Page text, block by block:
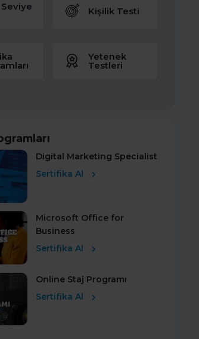
Kişilik Testi
Yetenek
Testleri
Digital Marketing Specialist
Sertifika Al
Microsoft Office for
Business
Sertifika Al
Online Staj Programı
Sertifika Al